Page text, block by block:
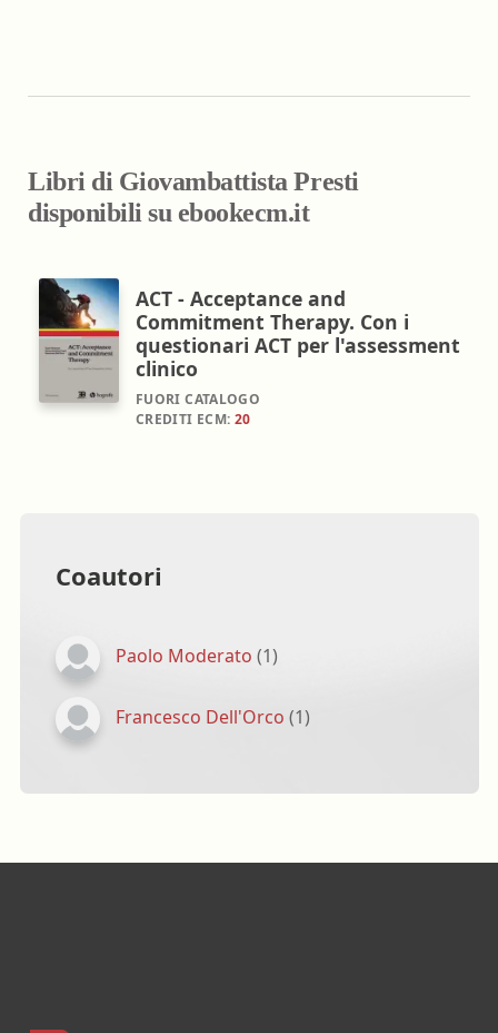
Libri di Giovambattista Presti
disponibili su ebookecm.it
ACT - Acceptance and
Commitment Therapy. Con i
questionari ACT per l'assessment
clinico
FUORI CATALOGO
CREDITI ECM: 20
Coautori
Paolo Moderato (1)
Francesco Dell'Orco (1)